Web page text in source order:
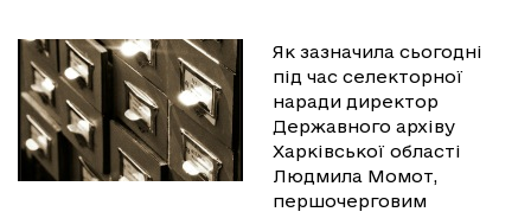
Як зазначила сьогодні
під час селекторної
наради директор
Державного архіву
Харківської області
Людмила Момот,
першочерговим